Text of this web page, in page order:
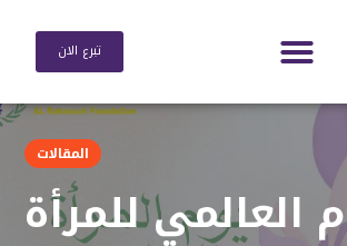
تبرع الان
المقالات
العالمي للمرأة